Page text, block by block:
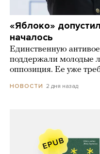
«Яблоко»
началось
Единственную
поддержали молодые
оппозиция. Ее уже
НОВОСТИ 2 дня назад